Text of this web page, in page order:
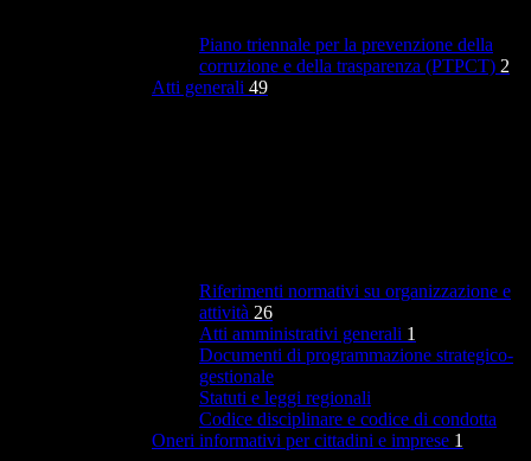
Piano triennale per la prevenzione della
corruzione e della trasparenza (PTPCT) 2
Atti generali 49
Riferimenti normativi su organizzazione e
attività 26
Atti amministrativi generali 1
Documenti di programmazione strategico-
gestionale
Statuti e leggi regionali
Codice disciplinare e codice di condotta
Oneri informativi per cittadini e imprese 1